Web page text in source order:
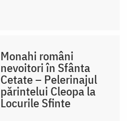
Monahi români
nevoitori în Sfânta
Cetate – Pelerinajul
părintelui Cleopa la
Locurile Sfinte